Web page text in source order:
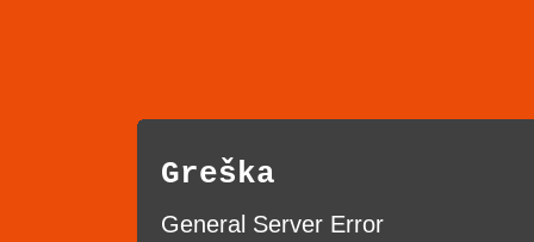
Greška
General Server Error